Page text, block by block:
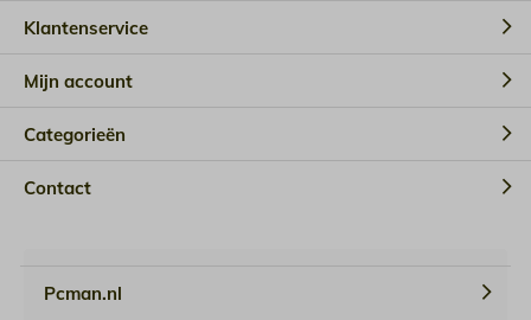
Klantenservice
Mijn account
Categorieën
Contact
Pcman.nl